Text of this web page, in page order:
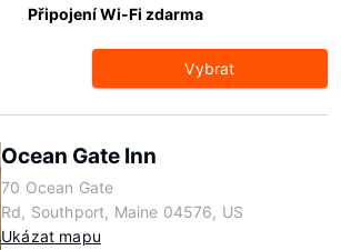
Připojení Wi-Fi zdarma
Vybrat
Ocean Gate Inn
70 Ocean Gate
Rd, Southport, Maine 04576, US
Ukázat mapu